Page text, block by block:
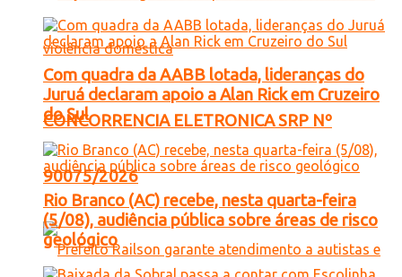
CONCORRENCIA ELETRONICA SRP Nº
90075/2026
Com quadra da AABB lotada, lideranças do
Juruá declaram apoio a Alan Rick em Cruzeiro
do Sul
Rio Branco (AC) recebe, nesta quarta-feira
(5/08), audiência pública sobre áreas de risco
geológico